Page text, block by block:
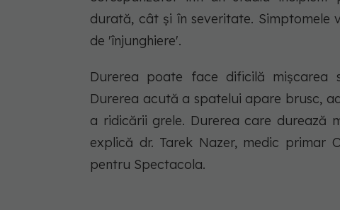
durată, cât și în severitate. Simptomele
de 'înjunghiere'.
Durerea poate face dificilă
Durerea acută a spatelui apare brusc,
a ridicării grele. Durerea care durează
explică dr. Tarek Nazer, medic primar
pentru Spectacola.